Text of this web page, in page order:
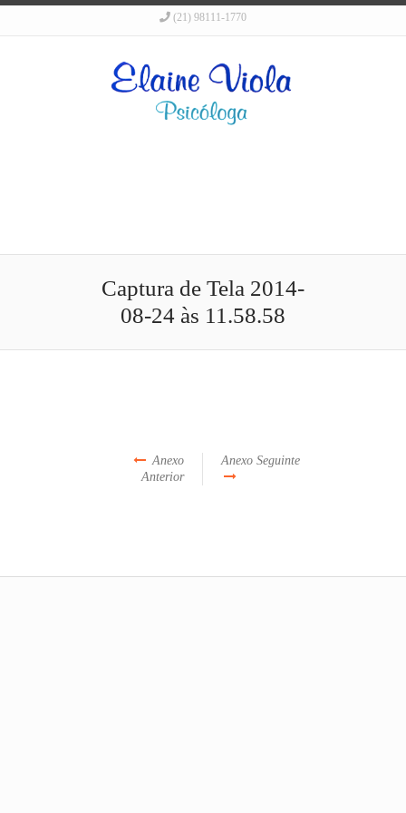
(21) 98111-1770
Captura de Tela 2014-
08-24 às 11.58.58
Anexo
Anterior
Anexo Seguinte